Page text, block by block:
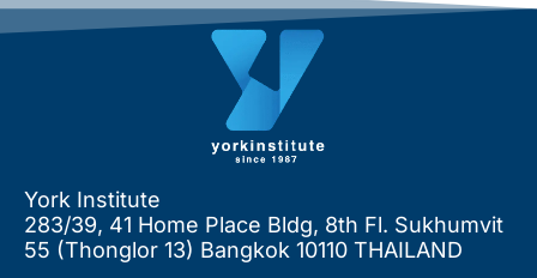
York Institute
283/39, 41 Home Place Bldg, 8th Fl. Sukhumvit
55 (Thonglor 13) Bangkok 10110 THAILAND